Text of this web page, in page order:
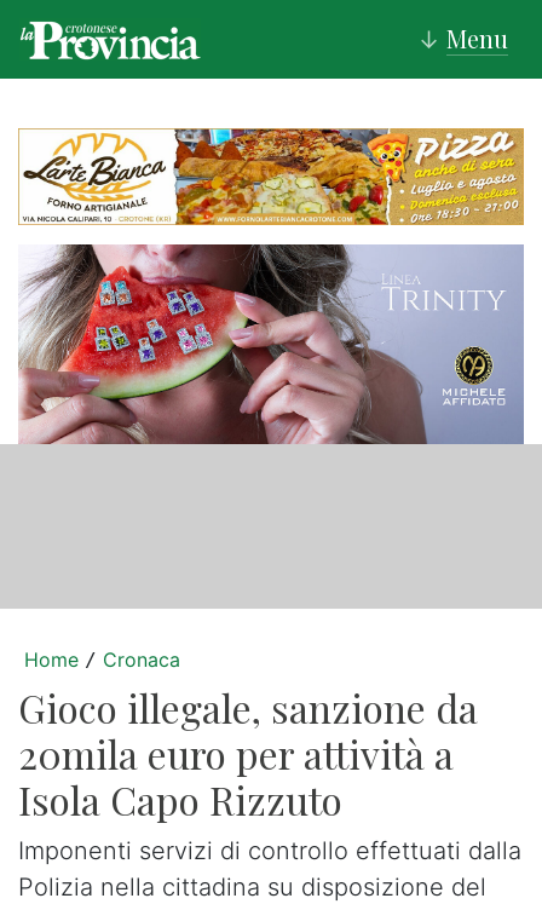
↓ Menu
Home / Cronaca
Gioco illegale, sanzione da
20mila euro per attività a
Isola Capo Rizzuto
Imponenti servizi di controllo effettuati dalla
Polizia nella cittadina su disposizione del